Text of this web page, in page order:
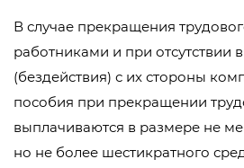
В случае прекращения
работниками и при отсутствии
(бездействия) с их стороны
пособия при прекращении
выплачиваются в размере не
но не более шестикратного